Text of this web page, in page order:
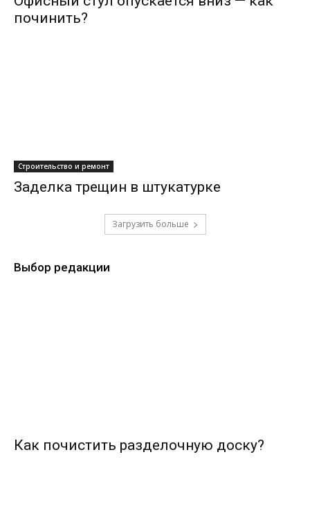
починить?
Строительство и ремонт
Заделка трещин в штукатурке
Загрузить больше
Выбор редакции
Как почистить разделочную доску?